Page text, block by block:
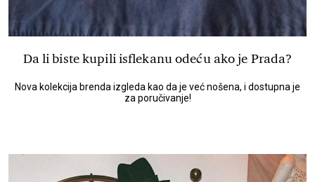
Da li biste kupili isflekanu odeću ako je Prada?
Nova kolekcija brenda izgleda kao da je već nošena, i dostupna je
za poručivanje!